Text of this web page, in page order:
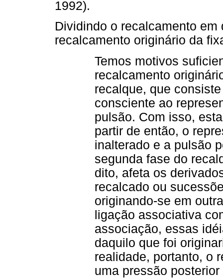
1992).
Dividindo o recalcamento
recalcamento originário da
Temos motivos
recalcamento
recalque, que
consciente ao
pulsão. Com isso,
partir de então, o
inalterado e a pulsão
segunda fase do
dito, afeta os
recalcado ou
originando-se em
ligação associativa
associação, essas
daquilo que foi
realidade, portanto, o
uma pressão